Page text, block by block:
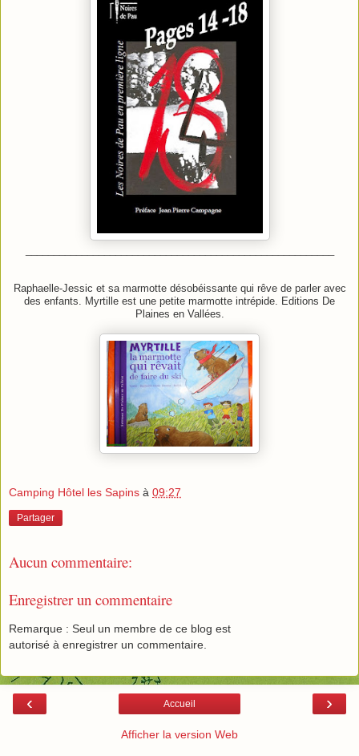
Raphaelle-Jessic et sa marmotte désobéissante qui rêve de parler avec
des enfants. Myrtille est une petite marmotte intrépide. Editions De
Plaines en Vallées.
Camping Hôtel les Sapins à 09:27
Partager
Aucun commentaire:
Enregistrer un commentaire
Remarque : Seul un membre de ce blog est
autorisé à enregistrer un commentaire.
‹ ›
Accueil
Afficher la version Web